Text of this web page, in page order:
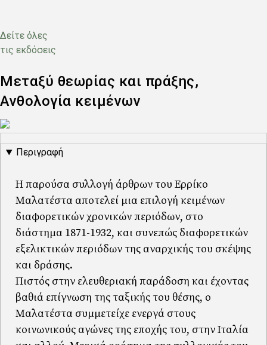
Δείτε όλες
τις εκδόσεις
Μεταξύ θεωρίας και πράξης,
Ανθολογία κειμένων
Εξώφυλλο
Περιγραφή
Η παρούσα συλλογή άρθρων του Ερρίκο
Μαλατέστα αποτελεί μια επιλογή κειμένων
διαφορετικών χρονικών περιόδων, στο
διάστημα 1871-1932, και συνεπώς διαφορετικών
εξελικτικών περιόδων της αναρχικής του σκέψης
και δράσης.
Πιστός στην ελευθεριακή παράδοση και έχοντας
βαθιά επίγνωση της ταξικής του θέσης, ο
Μαλατέστα συμμετείχε ενεργά στους
κοινωνικούς αγώνες της εποχής του, στην Ιταλία